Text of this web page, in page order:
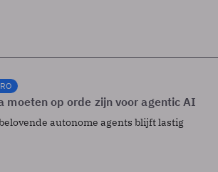
moeten op orde zijn voor agentic AI
autonome agents blijft lastig